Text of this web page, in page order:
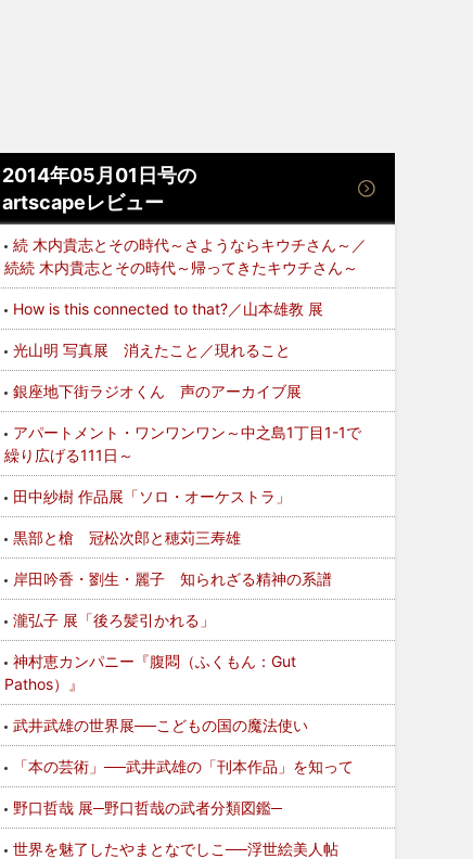
2014年05月01日号の
artscapeレビュー
続 木内貴志とその時代～さようならキウチさん～／
続続 木内貴志とその時代～帰ってきたキウチさん～
How is this connected to that?／山本雄教 展
光山明 写真展 消えたこと／現れること
銀座地下街ラジオくん 声のアーカイブ展
アパートメント・ワンワンワン～中之島1丁目1-1で
繰り広げる111日～
田中紗樹 作品展「ソロ・オーケストラ」
黒部と槍 冠松次郎と穂苅三寿雄
岸田吟香・劉生・麗子 知られざる精神の系譜
瀧弘子 展「後ろ髪引かれる」
神村恵カンパニー『腹悶（ふくもん：Gut
Pathos）』
武井武雄の世界展──こどもの国の魔法使い
「本の芸術」──武井武雄の「刊本作品」を知って
野口哲哉 展─野口哲哉の武者分類図鑑─
世界を魅了したやまとなでしこ──浮世絵美人帖